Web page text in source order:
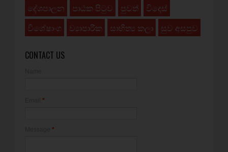
දේශපාලන
පාඨක පිටුව පුවත්
විදෙස්
විශේෂාංග
ව්‍යාපාරික සාහිත්‍ය කලා සුව අසපුව
CONTACT US
*
*